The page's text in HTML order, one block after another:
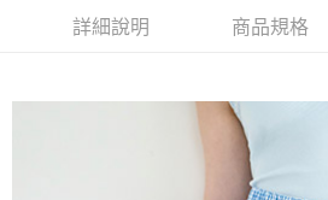
流程，驗證手機門號後，選擇欲分期的期數、
消。如遇「轉專審核」未通過狀況，表示未達
1.分期款項不併入電信帳單，「大哥付你分期
【關於「AFTEE先享後付」】
１．簡單：不需註冊會員、不需綁卡、不需儲
２．便利：只要手機號碼，簡訊認證，即可結帳
３．安心：先確認商品／服務後，再付款。
每筆NT$60，滿NT$388(含以上)免運費
詳細說明 商品規格